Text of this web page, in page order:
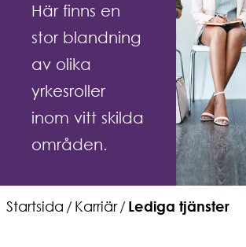
Här finns en
stor blandning
av olika
yrkesroller
inom vitt skilda
områden.
Startsida /Karriär/Lediga tjänster